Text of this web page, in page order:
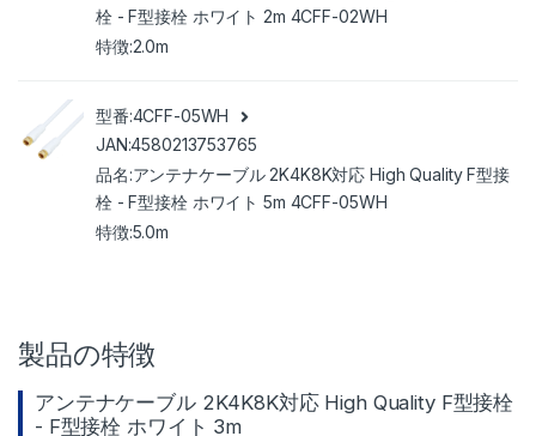
栓 - F型接栓 ホワイト 2m 4CFF-02WH
2.0m
4CFF-05WH
4580213753765
アンテナケーブル 2K4K8K対応 High Quality F型接
栓 - F型接栓 ホワイト 5m 4CFF-05WH
5.0m
製品の特徴
アンテナケーブル 2K4K8K対応 High Quality F型接栓
- F型接栓 ホワイト 3m